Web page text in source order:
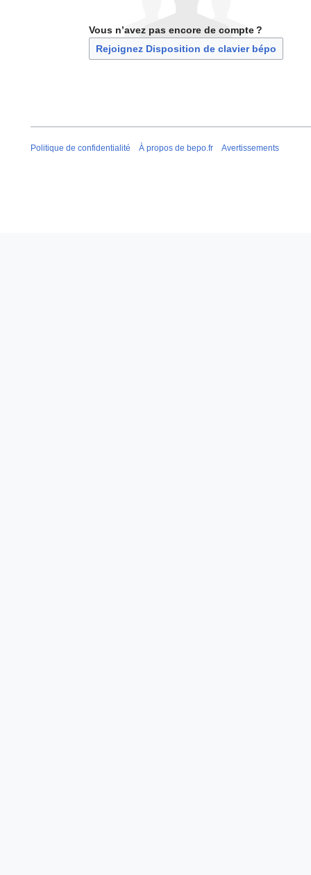
Vous n’avez pas encore de compte ?
Rejoignez Disposition de clavier bépo
Politique de confidentialité À propos de bepo.fr Avertissements